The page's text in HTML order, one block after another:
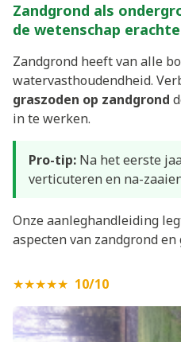
Zandgrond als
de wetenschap
Zandgrond heeft van alle
watervasthoudendheid.
graszoden op zandgrond
in te werken.
Pro-tip: Na het eerste
verticuteren en na-
Onzeaanleghandleiding
aspecten van zandgrond en
★★★★★ 10/10